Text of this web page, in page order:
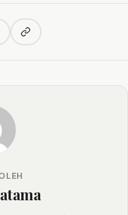
Copy link